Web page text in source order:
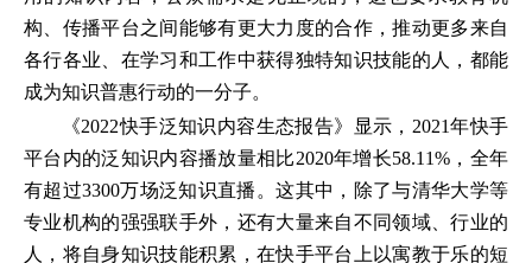
构、传播平台之间能够有更大力度的合作，推动更多来自
各行各业、在学习和工作中获得独特知识技能的人，都能
成为知识普惠行动的一分子。
《2022快手泛知识内容生态报告》显示，2021年快手
平台内的泛知识内容播放量相比2020年增长58.11%，全年
有超过3300万场泛知识直播。这其中，除了与清华大学等
专业机构的强强联手外，还有大量来自不同领域、行业的
人，将自身知识技能积累，在快手平台上以寓教于乐的短